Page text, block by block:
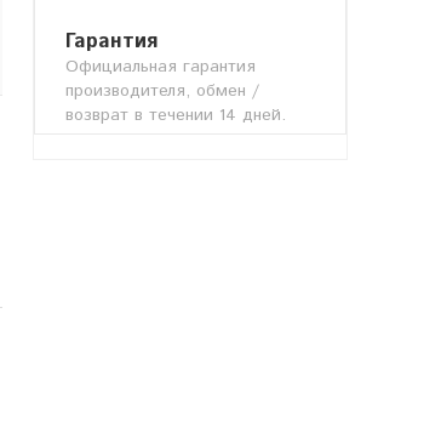
Гарантия
Официальная гарантия
производителя, обмен /
возврат в течении 14 дней.